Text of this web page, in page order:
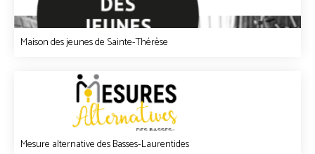
Maison des jeunes de Sainte-Thérèse
Mesure alternative des Basses-Laurentides